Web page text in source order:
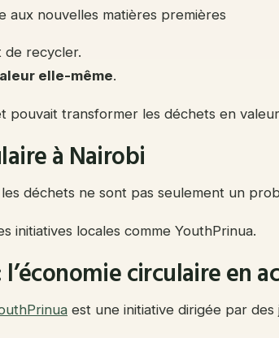
aux nouvelles matières premières
de recycler.
elle-même.
pouvait transformer les déchets en
à Nairobi
déchets ne sont pas seulement un
initiatives locales comme YouthPrinua.
circulaire en
est une initiative dirigée par